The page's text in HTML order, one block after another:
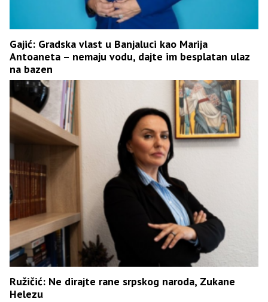
Gajić: Gradska vlast u Banjaluci kao Marija
Antoaneta – nemaju vodu, dajte im besplatan ulaz
na bazen
Ružičić: Ne dirajte rane srpskog naroda, Zukane
Helezu